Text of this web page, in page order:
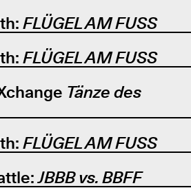
FLÜGEL AM FUSS
FLÜGEL AM FUSS
Tänze des
FLÜGEL AM FUSS
JBBB vs. BBFF